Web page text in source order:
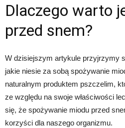
Dlaczego warto
przed snem?
W dzisiejszym artykule przyjrzymy
jakie niesie za sobą spożywanie
naturalnym produktem pszczelim,
ze względu na swoje właściwości
się, że spożywanie miodu przed
korzyści dla naszego organizmu.